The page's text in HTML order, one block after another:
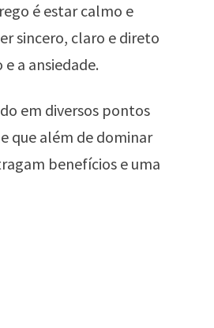
é estar calmo e
sincero, claro e direto
a ansiedade.
em diversos pontos
que além de dominar
benefícios e uma